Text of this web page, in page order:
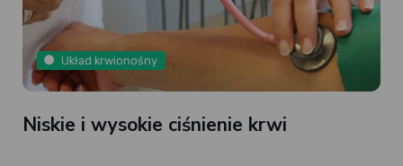
Układ krwionośny
Niskie i wysokie ciśnienie krwi